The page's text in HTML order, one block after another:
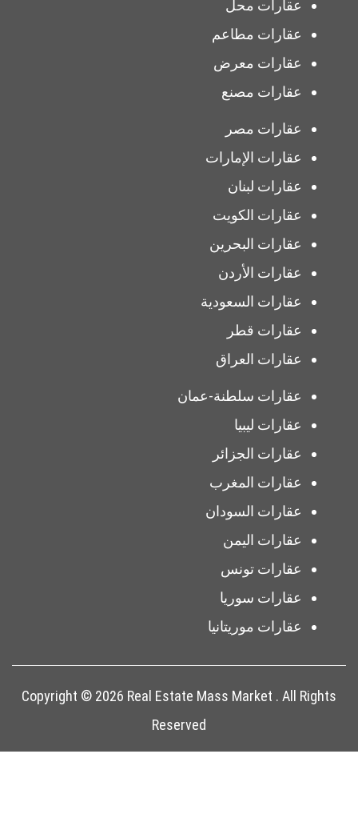
عقارات محل
عقارات مطاعم
عقارات معرض
عقارات مصنع
عقارات مصر
عقارات الإمارات
عقارات لبنان
عقارات الكويت
عقارات البحرين
عقارات الأردن
عقارات السعودية
عقارات قطر
عقارات العراق
عقارات سلطنة-عمان
عقارات ليبيا
عقارات الجزائر
عقارات المغرب
عقارات السودان
عقارات اليمن
عقارات تونس
عقارات سوريا
عقارات موريتانيا
Copyright © 2026 Real Estate Mass Market . All Rights
Reserved